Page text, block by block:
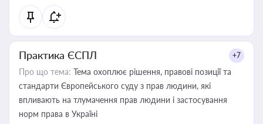
Практика ЄСПЛ +7
Про що тема: Тема охоплює рішення, правові позиції та
стандарти Європейського суду з прав людини, які
впливають на тлумачення прав людини і застосування
норм права в Україні